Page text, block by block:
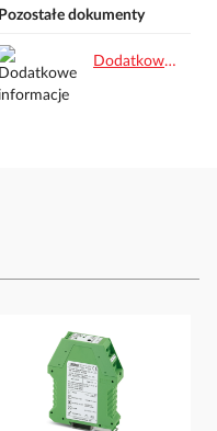
Pozostałe dokumenty
Dodatkowe informacje.pdf